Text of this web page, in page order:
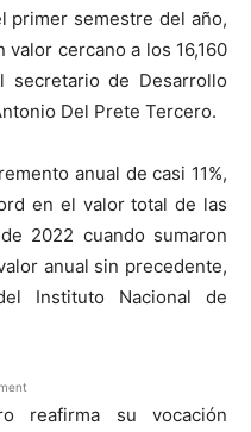
primer semestre del año,
cercano a los 16,160
secretario de Desarrollo
Del Prete Tercero.
anual de casi 11%,
en el valor total de las
2022 cuando sumaron
anual sin precedente,
Instituto Nacional de
reafirma su vocación